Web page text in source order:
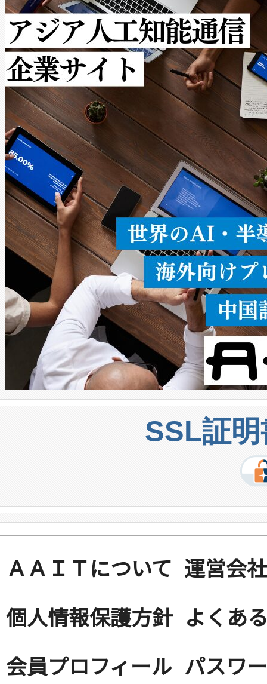
[…]
ットだけで最大1キロメート
ルの変電所周囲を監視でき、
作業と点群処理を簡素化でき
Avia 2は、2種類のFOVオプシ
× 80°のノーマルモード、長
ードを切り替えて使用するこ
ることなく、単一のデバイス
うにします。遠距離まで届く
密度なスキャ […]
SSL証
ＡＡＩＴについて 運営会社
個人情報保護方針 よくあ
会員プロフィール パスワ